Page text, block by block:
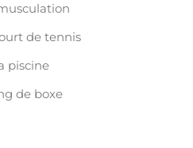
de tennis
piscine
de boxe